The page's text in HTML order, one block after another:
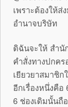
เพราะต้องให้
อำนาจบริษัท
ดิฉันจะให้ สำนั
คำสั่งทางปกคร
เยียวยาสมาชิ
อีกเรื่องหนึ่งคื
6 ช่องเดิมนั้นถื